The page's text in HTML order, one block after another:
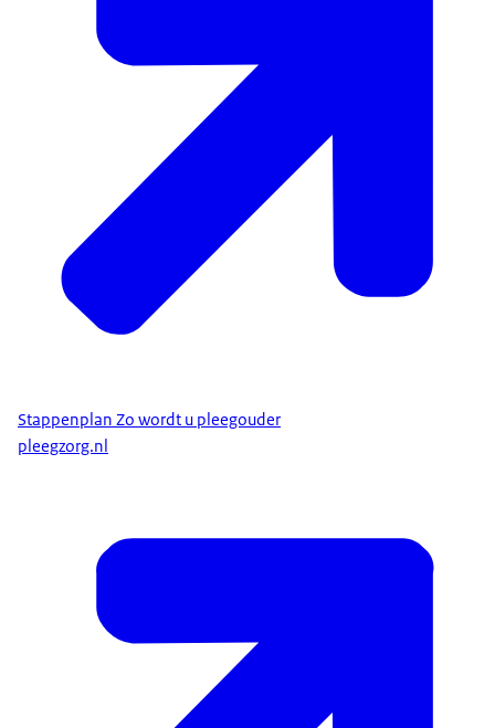
Stappenplan Zo wordt u pleegouder
pleegzorg.nl